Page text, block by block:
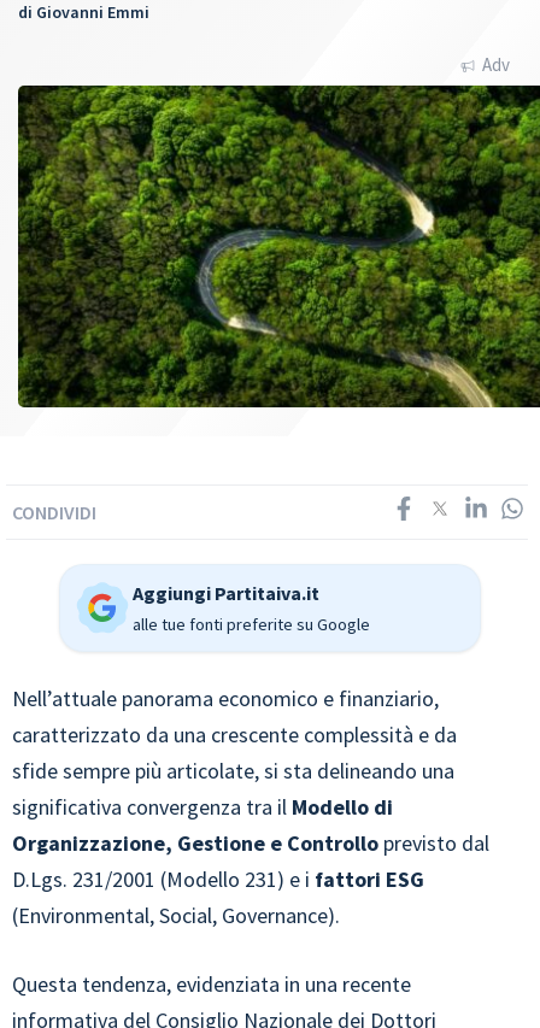
di Giovanni Emmi
Adv
CONDIVIDI
Aggiungi Partitaiva.it
alle tue fonti preferite su Google
Nell’attuale panorama economico e finanziario,
caratterizzato da una crescente complessità e da
sfide sempre più articolate, si sta delineando una
significativa convergenza tra il Modello di
Organizzazione, Gestione e Controllo previsto dal
D.Lgs. 231/2001 (Modello 231) e i fattori ESG
(Environmental, Social, Governance).
Questa tendenza, evidenziata in una recente
informativa del Consiglio Nazionale dei Dottori